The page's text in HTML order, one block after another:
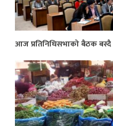
आज प्रतिनिधिसभाको बैठक बस्दै